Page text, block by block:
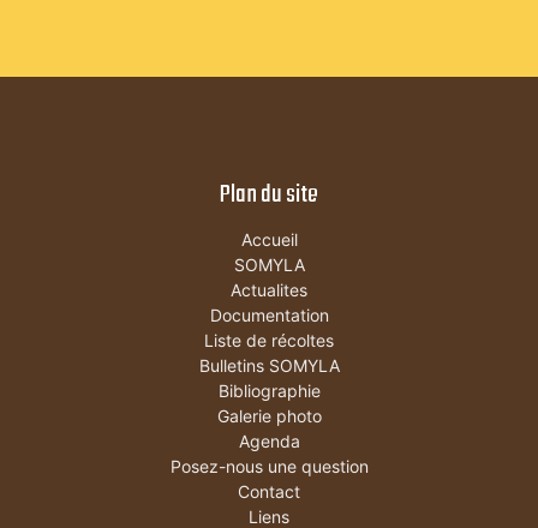
Plan du site
Accueil
SOMYLA
Actualites
Documentation
Liste de récoltes
Bulletins SOMYLA
Bibliographie
Galerie photo
Agenda
Posez-nous une question
Contact
Liens